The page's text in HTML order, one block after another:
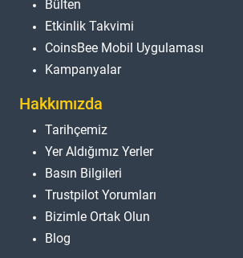
Bülten
Etkinlik Takvimi
CoinsBee Mobil Uygulaması
Kampanyalar
Hakkımızda
Tarihçemiz
Yer Aldığımız Yerler
Basın Bilgileri
Trustpilot Yorumları
Bizimle Ortak Olun
Blog